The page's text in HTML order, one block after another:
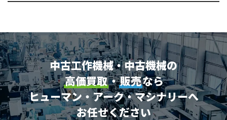
中古工作機械・中古機械の
高価買取・販売なら
ヒューマン・アーク・マシナリーへ
お任せください